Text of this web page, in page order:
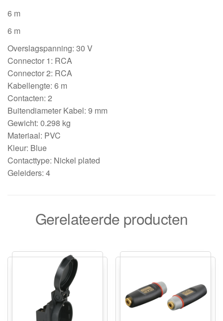
6 m
6 m
Overslagspanning: 30 V
Connector 1: RCA
Connector 2: RCA
Kabellengte: 6 m
Contacten: 2
Buitendiameter Kabel: 9 mm
Gewicht: 0.298 kg
Materiaal: PVC
Kleur: Blue
Contacttype: Nickel plated
Geleiders: 4
Gerelateerde producten